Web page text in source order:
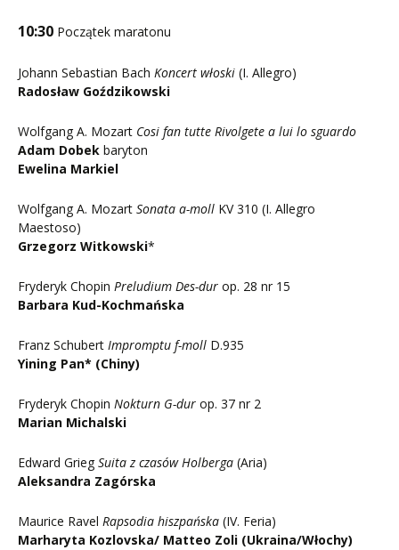
10:30 Początek maratonu
Johann Sebastian Bach Koncert włoski (I. Allegro)
Radosław Goździkowski
Wolfgang A. Mozart Cosi fan tutte Rivolgete a lui lo sguardo
Adam Dobek baryton
Ewelina Markiel
Wolfgang A. Mozart Sonata a-moll KV 310 (I. Allegro
Maestoso)
Grzegorz Witkowski*
Fryderyk Chopin Preludium Des-dur op. 28 nr 15
Barbara Kud-Kochmańska
Franz Schubert Impromptu f-moll D.935
Yining Pan* (Chiny)
Fryderyk Chopin Nokturn G-dur op. 37 nr 2
Marian Michalski
Edward Grieg Suita z czasów Holberga (Aria)
Aleksandra Zagórska
Maurice Ravel Rapsodia hiszpańska (IV. Feria)
Marharyta Kozlovska/ Matteo Zoli (Ukraina/Włochy)